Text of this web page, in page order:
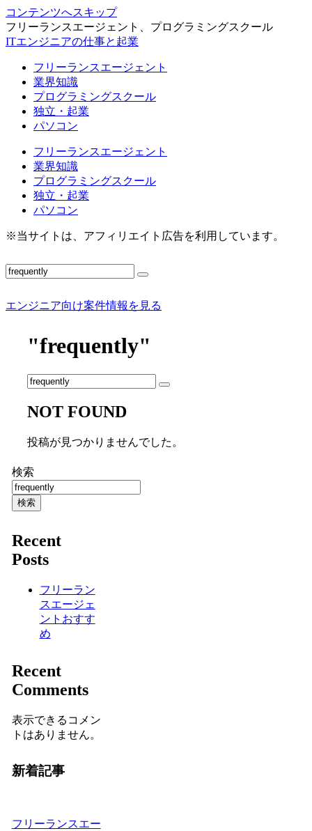
コンテンツへスキップ
フリーランスエージェント、プログラミングスクール
ITエンジニアの仕事と起業
フリーランスエージェント
業界知識
プログラミングスクール
独立・起業
パソコン
フリーランスエージェント
業界知識
プログラミングスクール
独立・起業
パソコン
※当サイトは、アフィリエイト広告を利用しています。
エンジニア向け案件情報を見る
"frequently"
NOT FOUND
投稿が見つかりませんでした。
検索
検索
Recent
Posts
フリーラン
スエージェ
ントおすす
め
Recent
Comments
表示できるコメン
トはありません。
新着記事
フリーランスエー